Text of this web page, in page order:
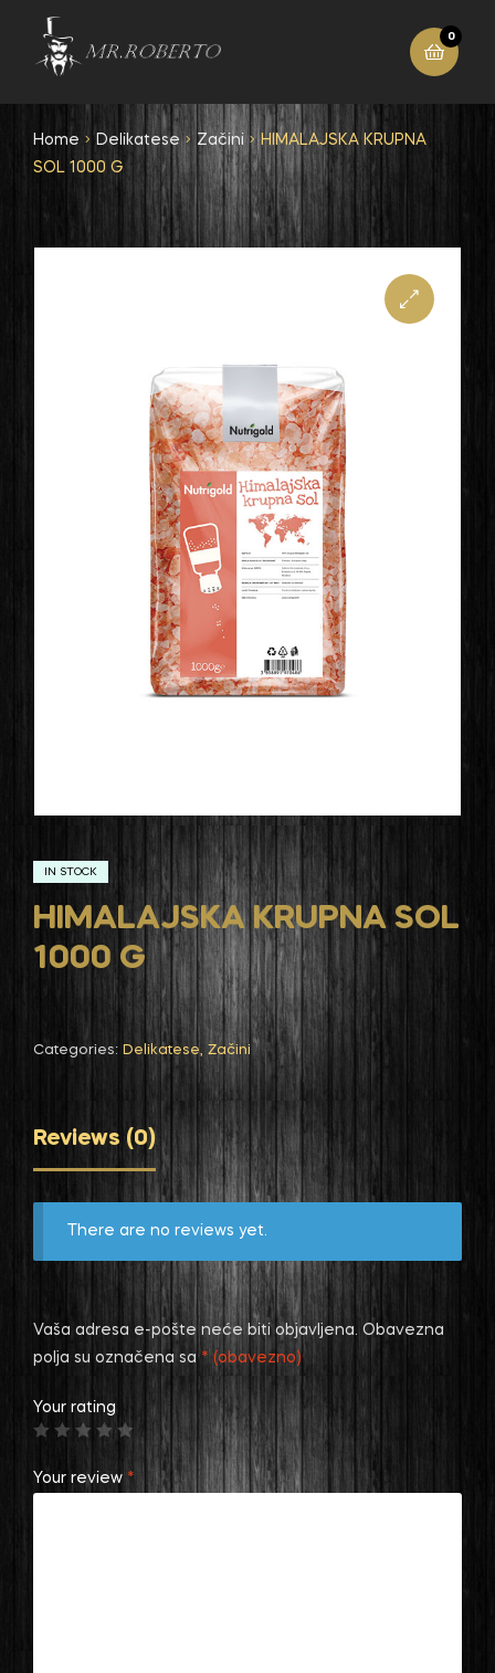
0
Home Delikatese Začini
HIMALAJSKA KRUPNA
SOL 1000 G
IN STOCK
HIMALAJSKA KRUPNA SOL
1000 G
Categories: Delikatese, Začini
Reviews (0)
There are no reviews yet.
Vaša adresa e-pošte neće biti objavljena. Obavezna
polja su označena sa* (obavezno)
Your rating
Your review *